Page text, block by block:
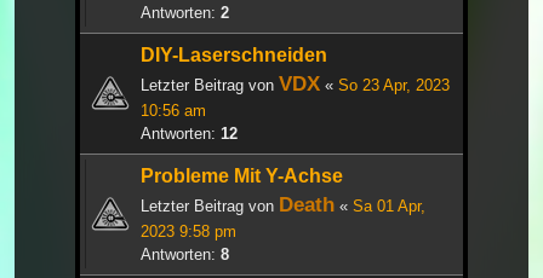
Antworten: 2
DIY-Laserschneiden
Letzter Beitrag von VDX « So 23 Apr, 2023
10:56 am
Antworten: 12
Probleme Mit Y-Achse
Letzter Beitrag von Death « Sa 01 Apr,
2023 9:58 pm
Antworten: 8